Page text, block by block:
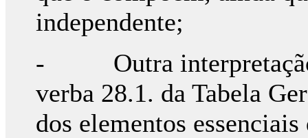
independente;
- Outra interpretação
verba 28.1. da Tabela
dos elementos